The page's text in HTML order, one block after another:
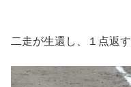
二走が生還し、１点返す